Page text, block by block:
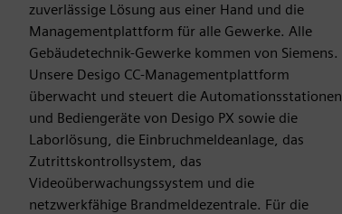
zuverlässige Lösung aus einer Hand und die
Managementplattform für alle Gewerke. Alle
Gebäudetechnik-Gewerke kommen von Siemens.
Unsere Desigo CC-Managementplattform
überwacht und steuert die Automationsstationen
und Bediengeräte von Desigo PX sowie die
Laborlösung, die Einbruchmeldeanlage, das
Zutrittskontrollsystem, das
Videoüberwachungssystem und die
netzwerkfähige Brandmeldezentrale. Für die